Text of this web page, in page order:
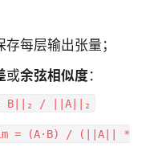
每层输出张量；
或余弦相似度 ：
B||₂ / ||A||₂
= (A·B) / (||A|| *